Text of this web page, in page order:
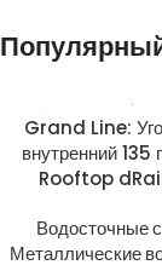
Grand Line:
внутренний 135
Rooftop
Водосточные
Металлические